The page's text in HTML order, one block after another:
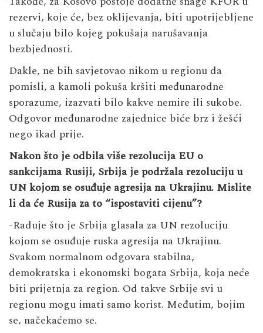
rezervi, koje će, bez oklijevanja, biti upotrijebljene
u slučaju bilo kojeg pokušaja narušavanja
bezbjednosti.
Dakle, ne bih savjetovao nikom u regionu da
pomisli, a kamoli pokuša kršiti međunarodne
sporazume, izazvati bilo kakve nemire ili sukobe.
Odgovor međunarodne zajednice biće brz i žešći
nego ikad prije.
Nakon što je odbila više rezolucija EU o
sankcijama Rusiji, Srbija je podržala rezoluciju u
UN kojom se osuđuje agresija na Ukrajinu. Mislite
li da će Rusija za to “ispostaviti cijenu”?
-Raduje što je Srbija glasala za UN rezoluciju
kojom se osuđuje ruska agresija na Ukrajinu.
Svakom normalnom odgovara stabilna,
demokratska i ekonomski bogata Srbija, koja neće
biti prijetnja za region. Od takve Srbije svi u
regionu mogu imati samo korist. Međutim, bojim
se, načekaćemo se.